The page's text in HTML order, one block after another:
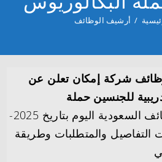
/ أرشيف الوظائف
شركة إمكان تعلن عن
للجنسين حملة
ضمن وظائف السعودية اليوم بتاريخ 2025-
وجاءت التفاصيل والمتطلبات وطريقة